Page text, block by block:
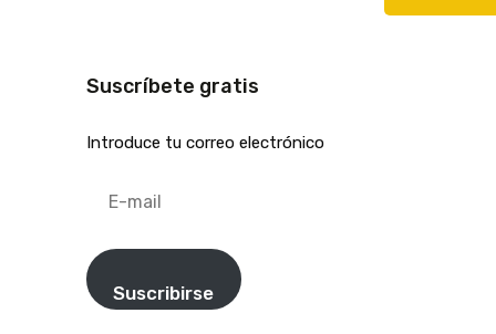
Suscríbete gratis
Introduce tu correo electrónico
mail
Suscribirse